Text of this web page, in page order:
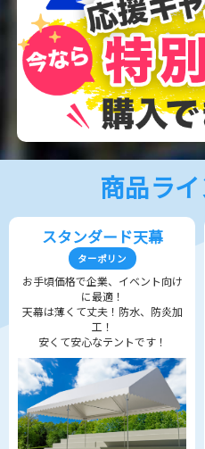
商品ラ
スタンダード天幕
ターポリン
お手頃価格で企業、イベント向け
に最適！
天幕は薄くて丈夫！防水、防炎加
工！
安くて安心なテントです！